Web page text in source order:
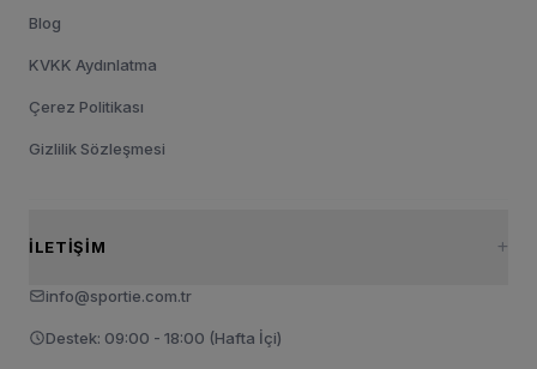
Blog
KVKK Aydınlatma
Çerez Politikası
Gizlilik Sözleşmesi
İLETIŞIM
info@sportie.com.tr
Destek: 09:00 - 18:00 (Hafta İçi)